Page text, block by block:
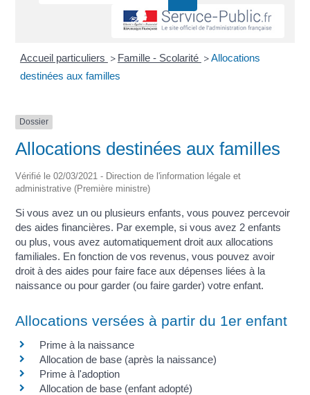
Accueil particuliers > Famille - Scolarité >Allocations
destinées aux familles
Dossier
Allocations destinées aux familles
Vérifié le 02/03/2021 - Direction de l'information légale et
administrative (Première ministre)
Si vous avez un ou plusieurs enfants, vous pouvez percevoir
des aides financières. Par exemple, si vous avez 2 enfants
ou plus, vous avez automatiquement droit aux allocations
familiales. En fonction de vos revenus, vous pouvez avoir
droit à des aides pour faire face aux dépenses liées à la
naissance ou pour garder (ou faire garder) votre enfant.
Allocations versées à partir du 1er enfant
Prime à la naissance
Allocation de base (après la naissance)
Prime à l'adoption
Allocation de base (enfant adopté)